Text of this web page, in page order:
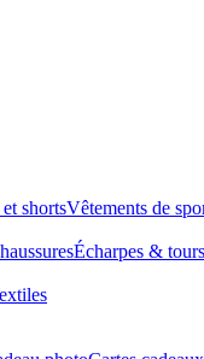
shortsVêtements de
Écharpes &